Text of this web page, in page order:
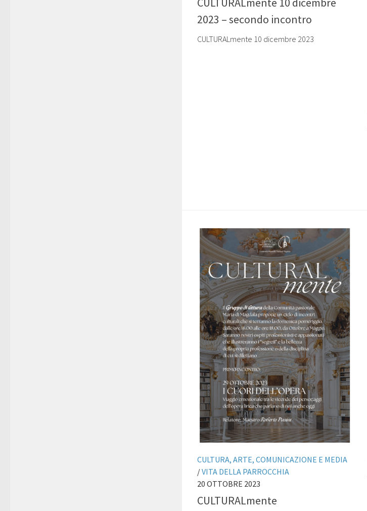
2023 – secondo incontro
CULTURALmente 10 dicembre 2023
CULTURA, ARTE, COMUNICAZIONE E MEDIA
/VITA DELLA PARROCCHIA
20 OTTOBRE 2023
CULTURALmente